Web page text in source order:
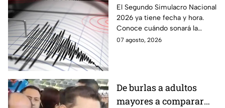
Nacional 2026? A esta
hora sonará la alerta
sísmica
El Segundo Simulacro Nacional
2026 ya tiene fecha y hora.
Conoce cuándo sonará la
alerta sísmica y qué ocurrirá
07 agosto, 2026
De burlas a adultos
mayores a comparar